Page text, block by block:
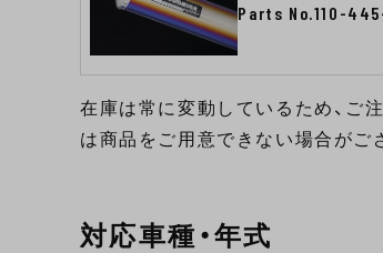
Parts No.110-
在庫は常に変動しているため、ご
は商品をご用意できない場合がご
対応車種・年式